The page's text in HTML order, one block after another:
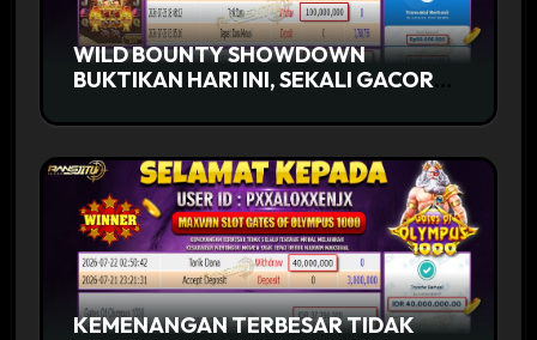
WILD BOUNTY SHOWDOWN
BUKTIKAN HARI INI, SEKALI GACOR
KEMENANGAN TERBESAR TIDAK